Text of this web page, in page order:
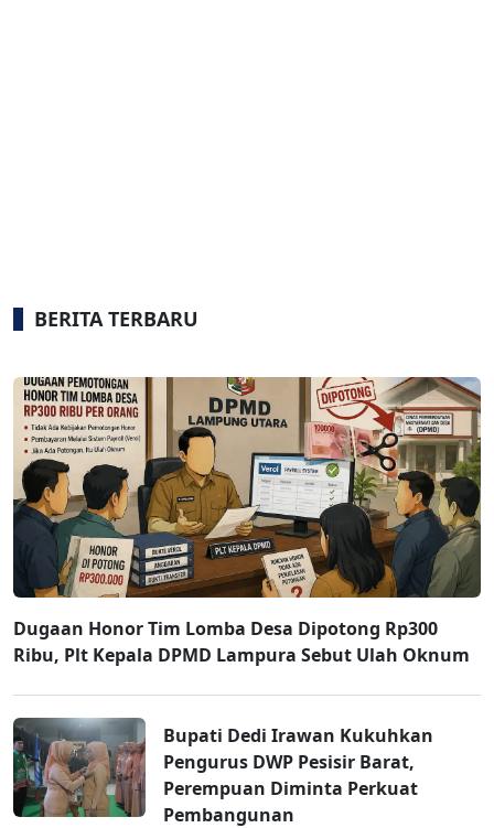
BERITA TERBARU
Dugaan Honor Tim Lomba Desa Dipotong Rp300
Ribu, Plt Kepala DPMD Lampura Sebut Ulah Oknum
Bupati Dedi Irawan Kukuhkan
Pengurus DWP Pesisir Barat,
Perempuan Diminta Perkuat
Pembangunan